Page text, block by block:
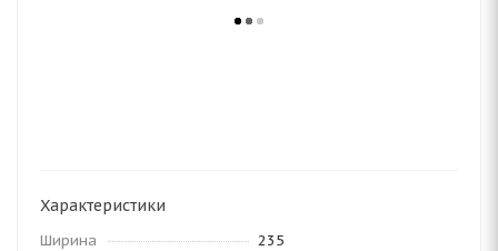
Характеристики
Ширина
235